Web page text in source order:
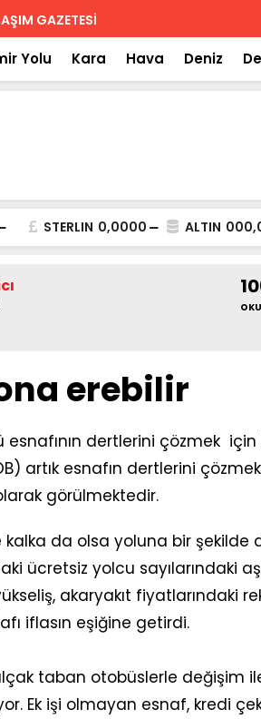
iade
Yolu Kara Hava Deniz
STERLIN 0,0000 ALTIN
erebilir
esnafının dertlerini çözmek
artık esnafın dertlerini
görülmektedir.
kalka da olsa yoluna bir şekilde
ücretsiz yolcu sayılarındaki
akaryakıt fiyatlarındaki
iflasın eşiğine getirdi.
taban otobüslerle değişim
Ek işi olmayan esnaf, kredi